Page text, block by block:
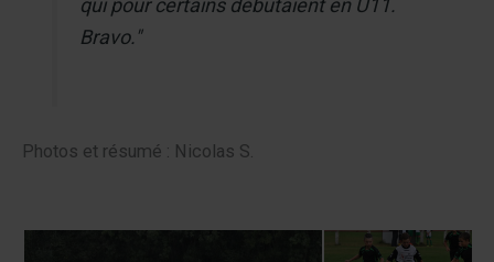
qui pour certains débutaient en U11.
Bravo."
Photos et résumé : Nicolas S.